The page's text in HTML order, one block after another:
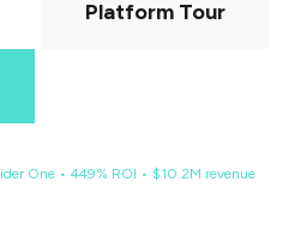
Platform Tour
One • 449% ROI • $10.2M revenue